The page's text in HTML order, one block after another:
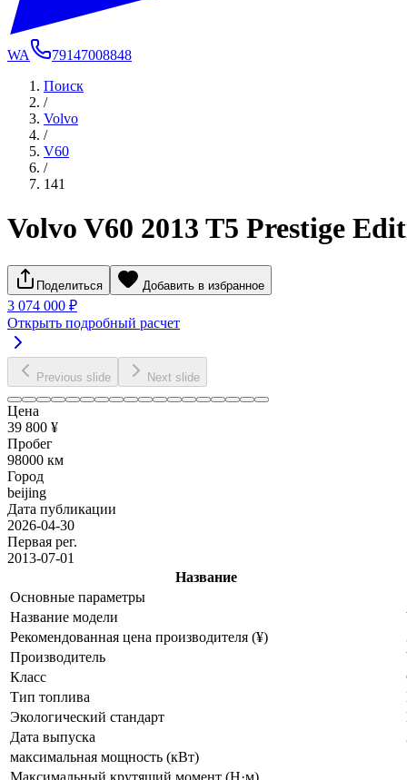
WA
79147008848
Поиск
/
Volvo
/
V60
/
141
Volvo V60 2013 T5 Prestige
Поделиться Добавить в избранное
3 074 000 ₽
Открыть подробный расчет
Previous slide Next slide
Цена
39 800 ¥
Пробег
98000 км
Город
beijing
Дата публикации
2026-04-30
Первая рег.
2013-07-01
Название
Основные параметры
Название модели
Рекомендованная цена производителя (¥)
Производитель
Класс
Тип топлива
Экологический стандарт
Дата выпуска
максимальная мощность (кВт)
Максимальный крутящий момент (Н·м)